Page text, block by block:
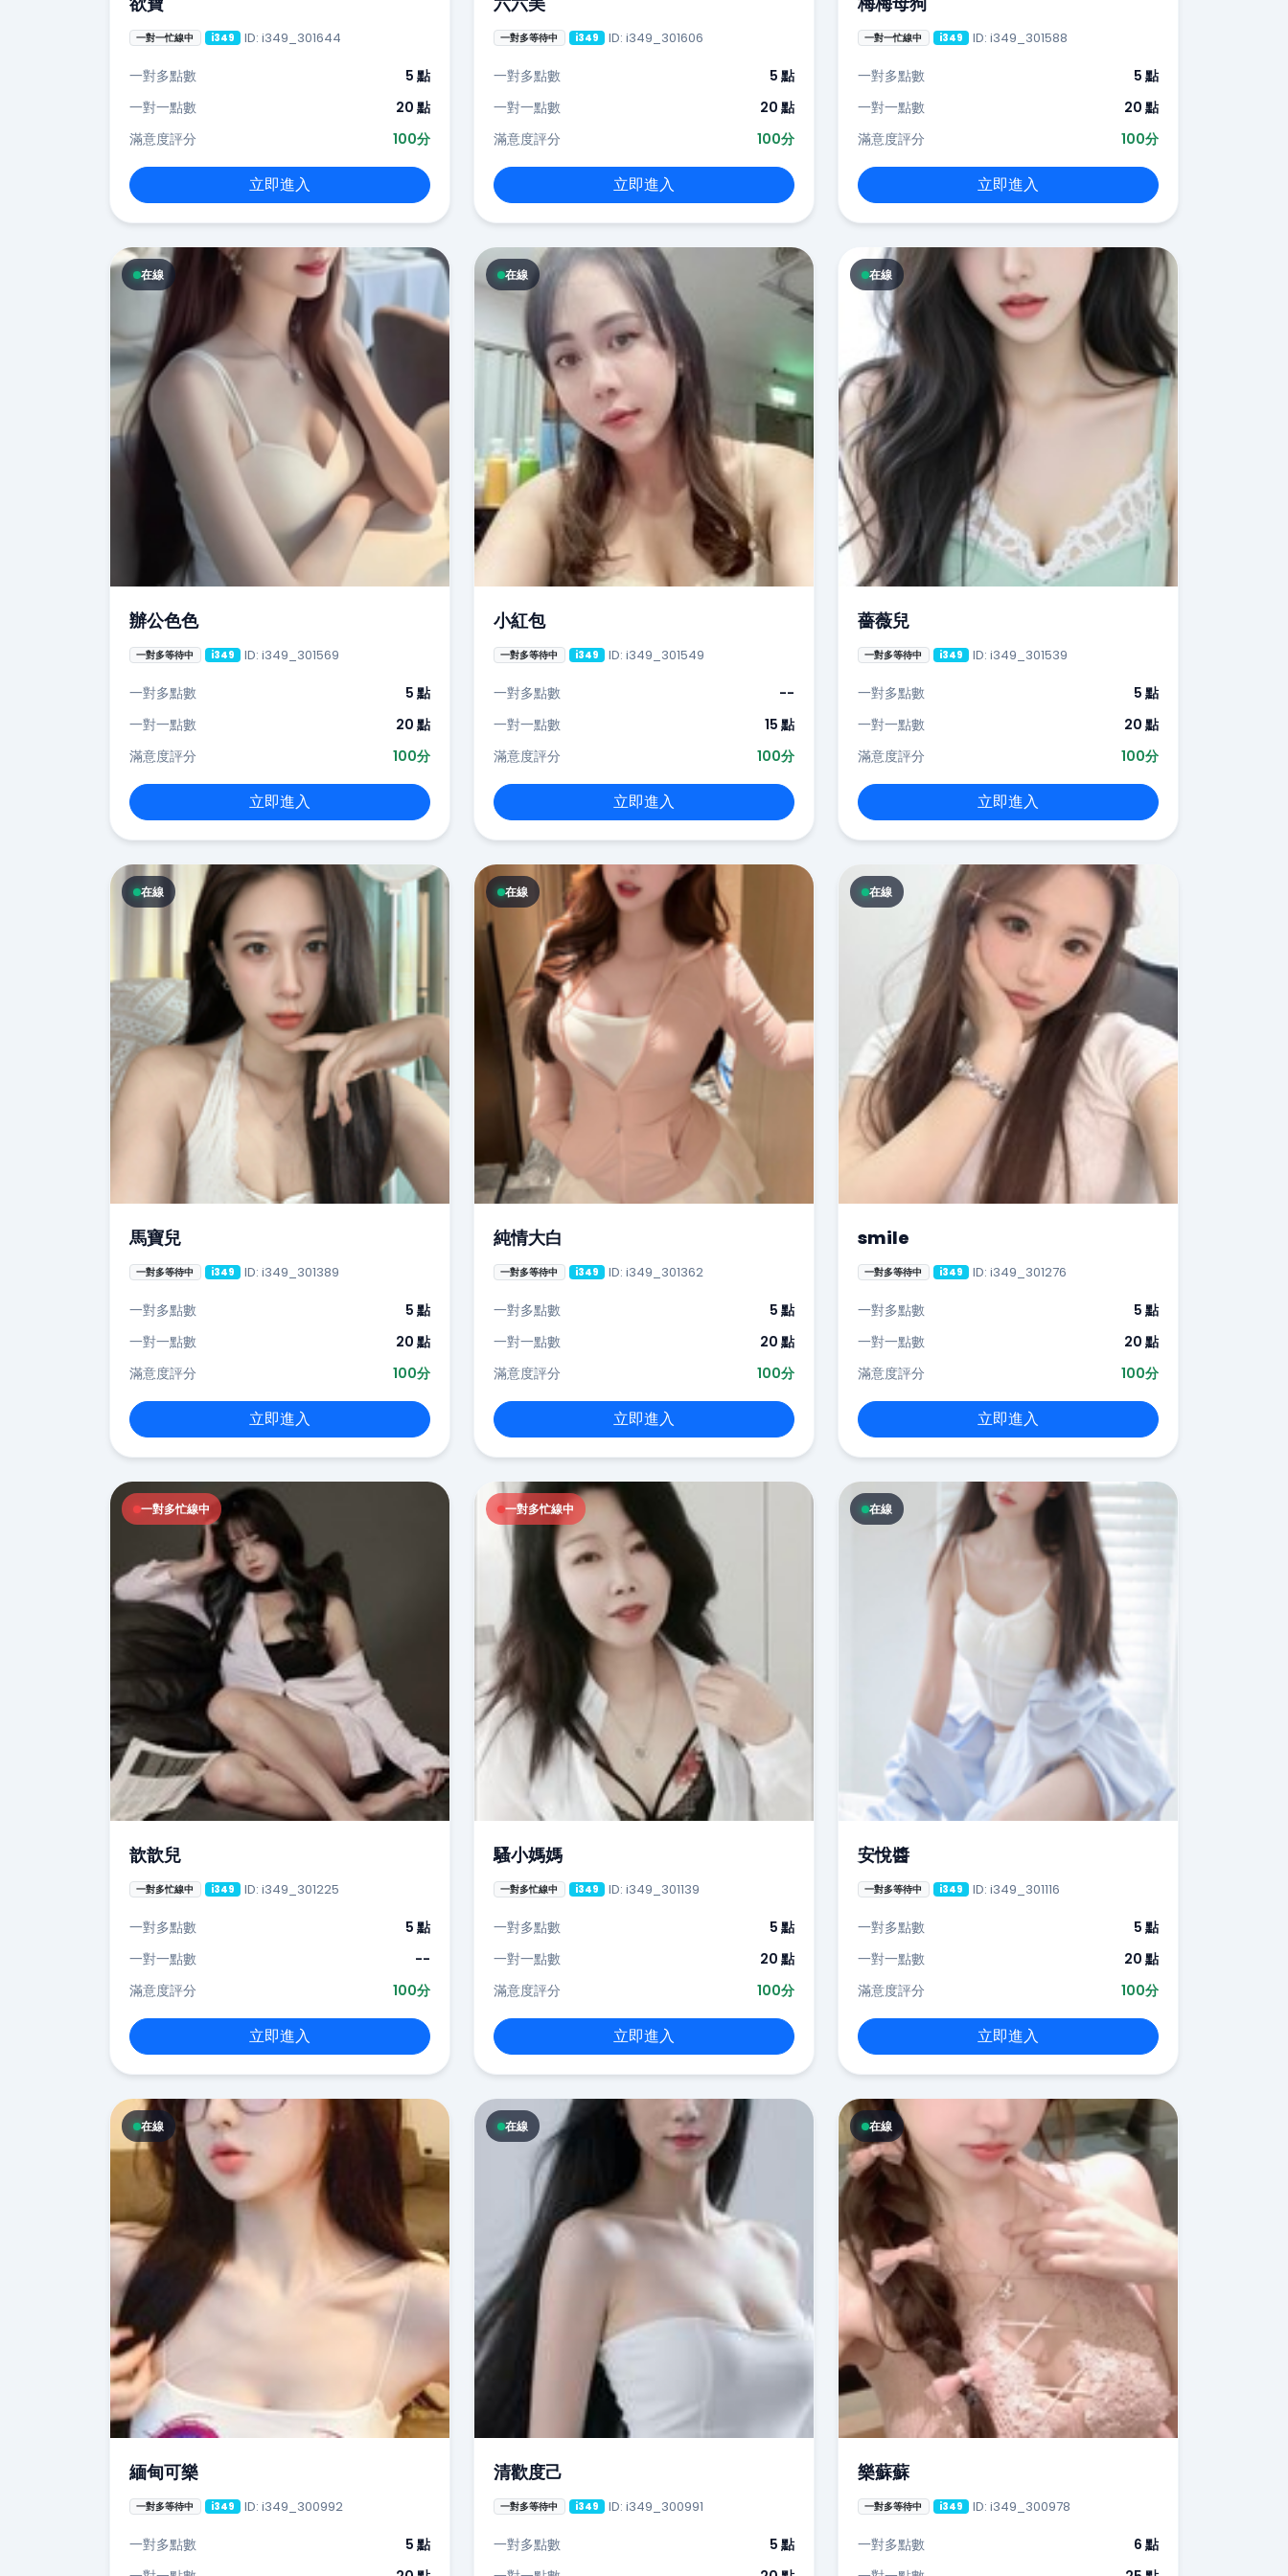
一對一忙線中 i349 ID: i349_301644
一對多點數
5 點
一對一點數
20 點
滿意度評分
100分
立即進入
一對多等待中 i349 ID: i349_301606
一對多點數
5 點
一對一點數
20 點
滿意度評分
100分
立即進入
一對一忙線中 i349 ID: i349_301588
一對多點數
5 點
一對一點數
20 點
滿意度評分
100分
立即進入
在線
辦公色色
一對多等待中 i349 ID: i349_301569
一對多點數
5 點
一對一點數
20 點
滿意度評分
100分
立即進入
在線
小紅包
一對多等待中 i349 ID: i349_301549
一對多點數
--
一對一點數
15 點
滿意度評分
100分
立即進入
在線
薔薇兒
一對多等待中 i349 ID: i349_301539
一對多點數
5 點
一對一點數
20 點
滿意度評分
100分
立即進入
在線
馬寶兒
一對多等待中 i349 ID: i349_301389
一對多點數
5 點
一對一點數
20 點
滿意度評分
100分
立即進入
在線
純情大白
一對多等待中 i349 ID: i349_301362
一對多點數
5 點
一對一點數
20 點
滿意度評分
100分
立即進入
在線
smile
一對多等待中 i349 ID: i349_301276
一對多點數
5 點
一對一點數
20 點
滿意度評分
100分
立即進入
一對多忙線中
歆歆兒
一對多忙線中 i349 ID: i349_301225
一對多點數
5 點
一對一點數
--
滿意度評分
100分
立即進入
一對多忙線中
騷小媽媽
一對多忙線中 i349 ID: i349_301139
一對多點數
5 點
一對一點數
20 點
滿意度評分
100分
立即進入
在線
安悅醬
一對多等待中 i349 ID: i349_301116
一對多點數
5 點
一對一點數
20 點
滿意度評分
100分
立即進入
在線
緬甸可樂
一對多等待中 i349 ID: i349_300992
一對多點數
5 點
在線
清歡度己
一對多等待中 i349 ID: i349_300991
一對多點數
5 點
在線
樂蘇蘇
一對多等待中 i349 ID: i349_300978
一對多點數
6 點